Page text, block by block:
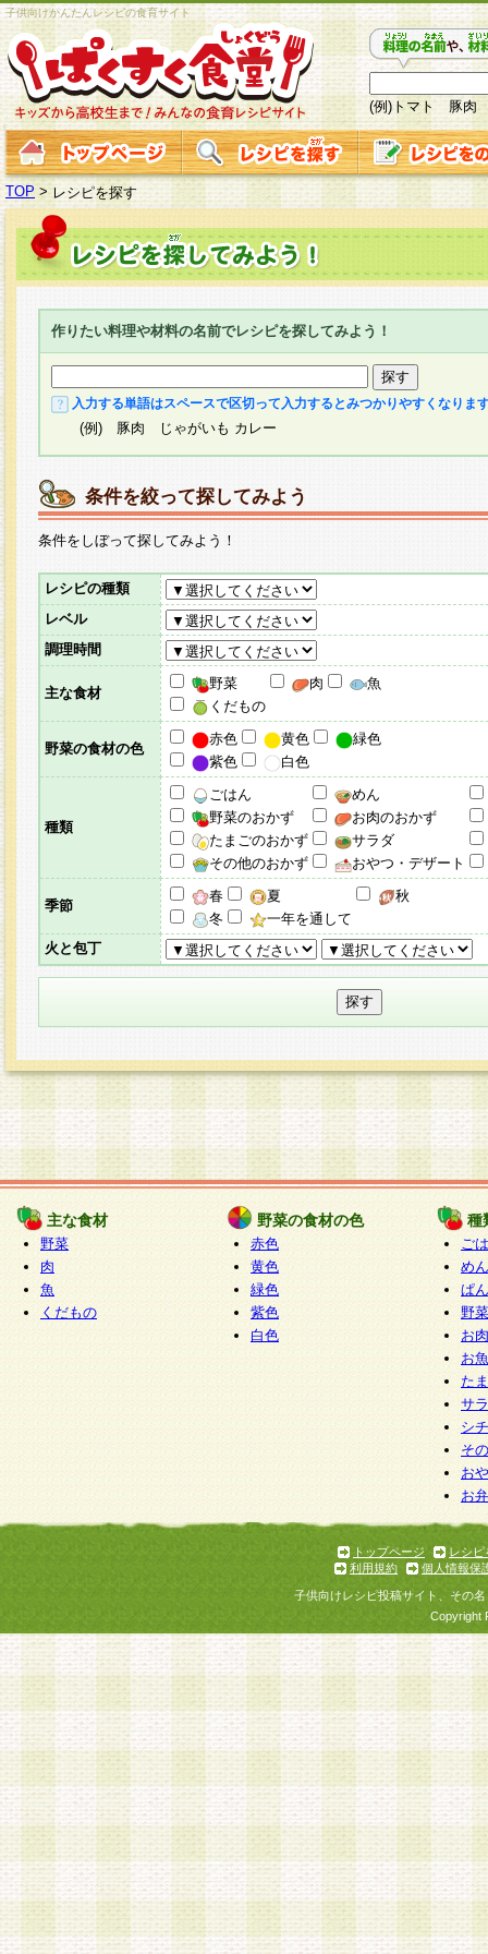
子供向けかんたんレシピの食育サイト
(例)トマト 豚肉
TOP > レシピを探す
作りたい料理や材料の名前でレシピを探してみよう！
入力する単語はスペースで区切って入力するとみつかりやすくなりま
(例) 豚肉 じゃがいも カレー
条件を絞って探してみよう
条件をしぼって探してみよう！
レシピの種類
レベル
調理時間
主な食材
野菜 肉
魚
くだもの
野菜の食材の色
赤色 黄色
緑色
紫色
白色
種類
ごはん
めん
野菜のおかず
お肉のおかず
たまごのおかず
サラダ
その他のおかず
おやつ・デザート
季節
春 夏
秋
冬
一年を通して
火と包丁
主な食材
野菜
肉
魚
くだもの
野菜の食材の色
赤色
黄色
緑色
紫色
白色
種
ご
めん
ぱん
野
お
お
た
サ
シ
そ
お
お
トップページ
レシピ
利用規約
個人情報保
子供向けレシピ投稿サイト、その
Copyright